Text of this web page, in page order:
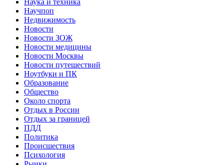
Научпоп
Недвижимость
Новости
Новости ЗОЖ
Новости медицины
Новости Москвы
Новости путешествий
Ноутбуки и ПК
Образование
Общество
Около спорта
Отдых в России
Отдых за границей
ПДД
Политика
Происшествия
Психология